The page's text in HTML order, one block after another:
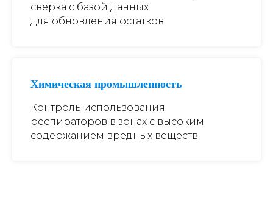
сверка с базой данных
для обновления остатков.
Химическая промышленность
Контроль использования
респираторов в зонах с высоким
содержанием вредных веществ